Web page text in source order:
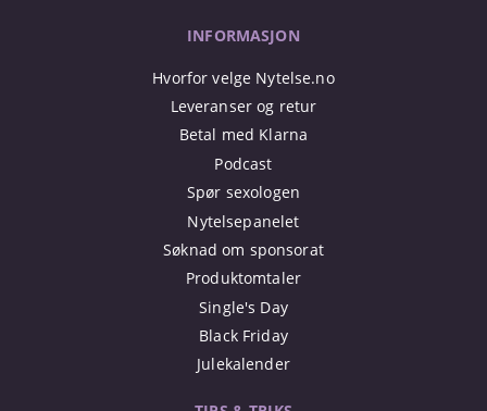
INFORMASJON
Hvorfor velge Nytelse.no
Leveranser og retur
Betal med Klarna
Podcast
Spør sexologen
Nytelsepanelet
Søknad om sponsorat
Produktomtaler
Single's Day
Black Friday
Julekalender